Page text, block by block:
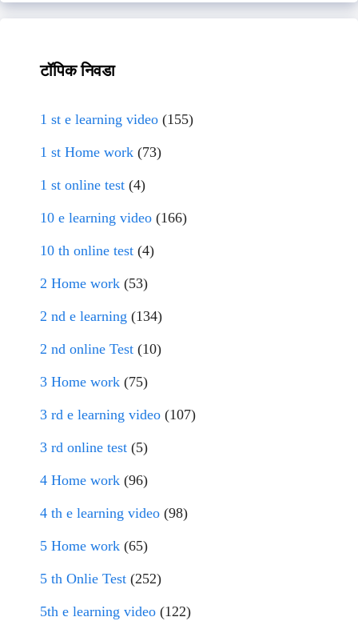
टॉपिक निवडा
1 st e learning video (155)
1 st Home work (73)
1 st online test (4)
10 e learning video (166)
10 th online test (4)
2 Home work (53)
2 nd e learning (134)
2 nd online Test (10)
3 Home work (75)
3 rd e learning video (107)
3 rd online test (5)
4 Home work (96)
4 th e learning video (98)
5 Home work (65)
5 th Onlie Test (252)
5th e learning video (122)